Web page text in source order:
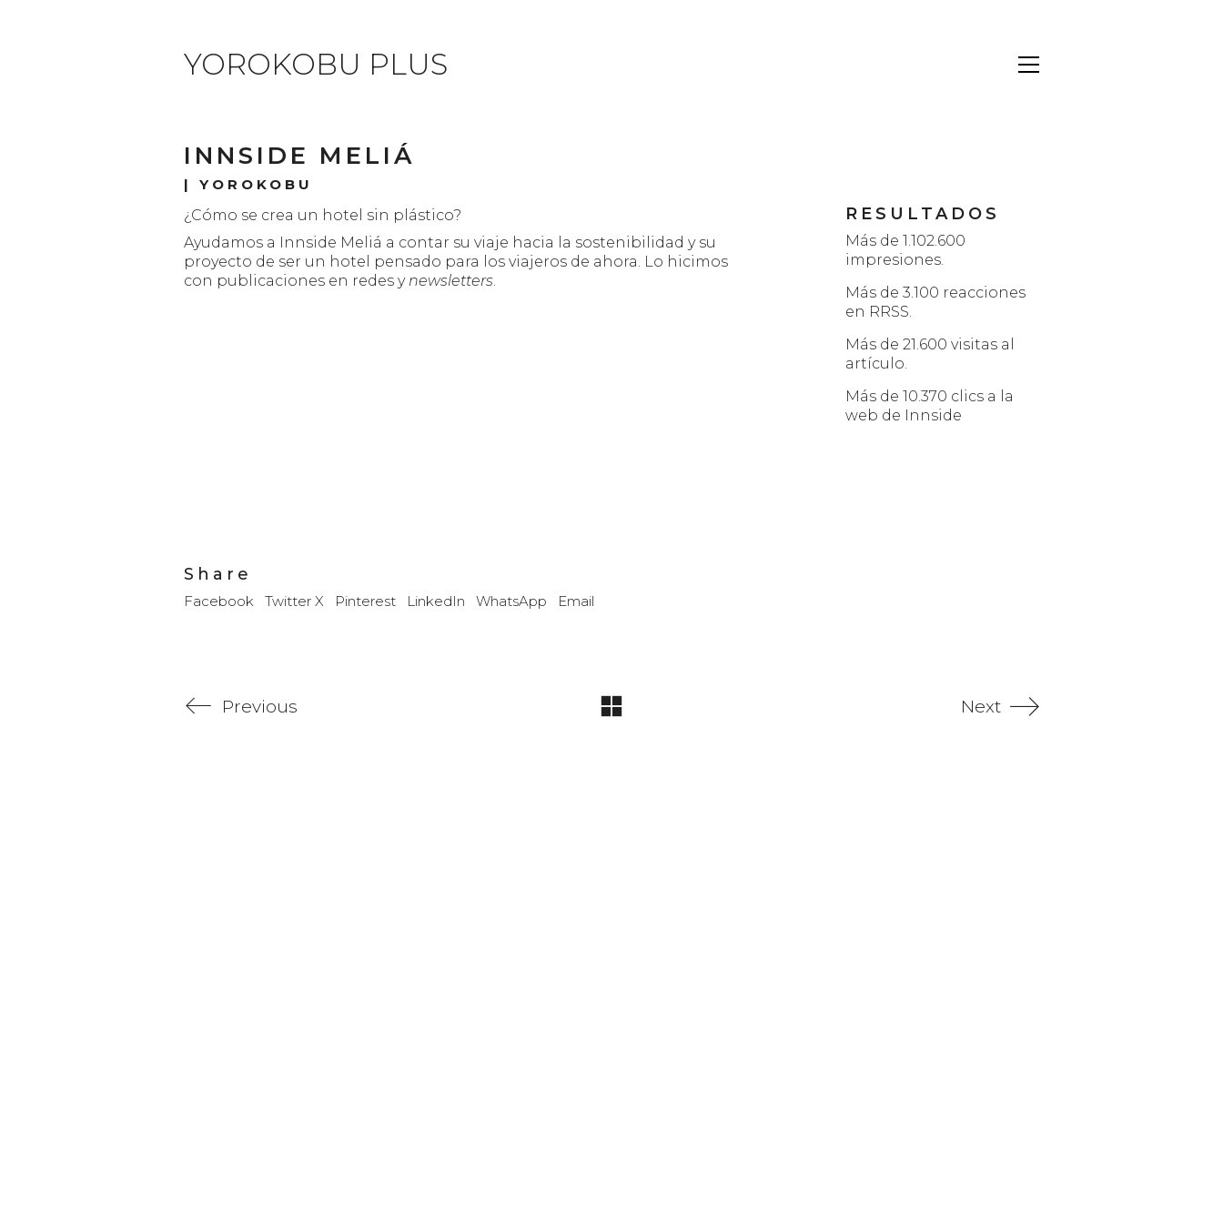
YOROKOBU PLUS
INNSIDE MELIÁ
| YOROKOBU
¿Cómo se crea un hotel sin plástico?
Ayudamos a Innside Meliá a contar su viaje hacia la sostenibilidad y su
proyecto de ser un hotel pensado para los viajeros de ahora. Lo hicimos
con publicaciones en redes y newsletters.
RESULTADOS
Más de 1.102.600
impresiones.
Más de 3.100 reacciones
en RRSS.
Más de 21.600 visitas al
artículo.
Más de 10.370 clics a la
web de Innside
Share
Facebook Twitter X Pinterest LinkedIn WhatsApp Email
Previous Next